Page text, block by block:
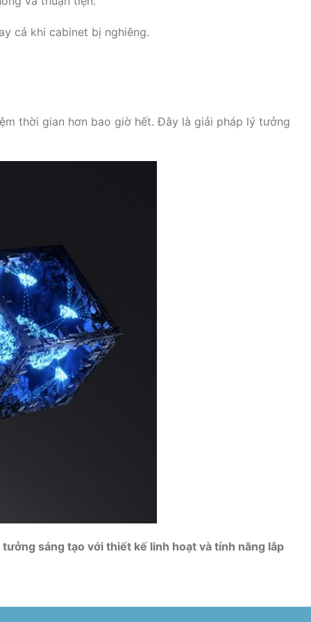
cả khi cabinet bị nghiêng.
thời gian hơn bao giờ hết. Đây là giải pháp lý tưởng
sáng tạo với thiết kế linh hoạt và tính năng lắp